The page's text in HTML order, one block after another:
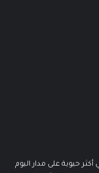
حيوية على مدار اليوم